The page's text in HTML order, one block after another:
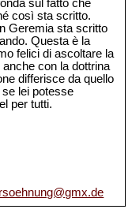
sul fatto che
così sta scritto.
Geremia sta scritto
Questa è la
felici di ascoltare la
con la dottrina
differisce da quello
lei potesse
per tutti.